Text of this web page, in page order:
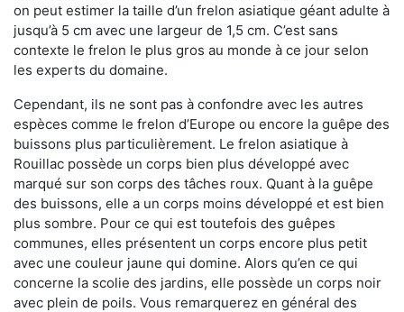
on peut estimer la taille d’un frelon asiatique géant adulte à
jusqu’à 5 cm avec une largeur de 1,5 cm. C’est sans
contexte le frelon le plus gros au monde à ce jour selon
les experts du domaine.
Cependant, ils ne sont pas à confondre avec les autres
espèces comme le frelon d’Europe ou encore la guêpe des
buissons plus particulièrement. Le frelon asiatique à
Rouillac possède un corps bien plus développé avec
marqué sur son corps des tâches roux. Quant à la guêpe
des buissons, elle a un corps moins développé et est bien
plus sombre. Pour ce qui est toutefois des guêpes
communes, elles présentent un corps encore plus petit
avec une couleur jaune qui domine. Alors qu’en ce qui
concerne la scolie des jardins, elle possède un corps noir
avec plein de poils. Vous remarquerez en général des